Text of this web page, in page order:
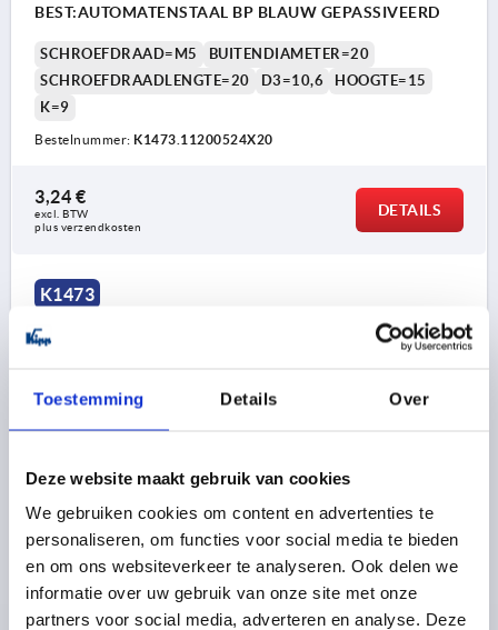
Toestemming Details Over
Deze website maakt gebruik van cookies
We gebruiken cookies om content en advertenties te
personaliseren, om functies voor social media te bieden
en om ons websiteverkeer te analyseren. Ook delen we
informatie over uw gebruik van onze site met onze
partners voor social media, adverteren en analyse. Deze
BEST:AUTOMATENSTAAL BP BLAUW GEPASSIVEERD
SCHROEFDRAAD=M5
BUITENDIAMETER=20
SCHROEFDRAADLENGTE=20
D3=10,6
HOOGTE=15
K=9
Bestelnummer: K1473.11200524X20
3,24 €
excl. BTW
plus verzendkosten
DETAILS
K1473
KARTELSCHROEF ANTISTATISCH D=M06X10, D1=25,
BEST:AUTOMATENSTAAL BP BLAUW GEPASSIVEERD
SCHROEFDRAAD=M6
BUITENDIAMETER=25
SCHROEFDRAADLENGTE=10
D3=12
HOOGTE=17
K=10